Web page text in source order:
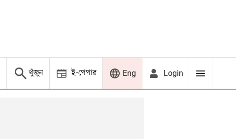
খুঁজুন ই-পেপার Eng Login